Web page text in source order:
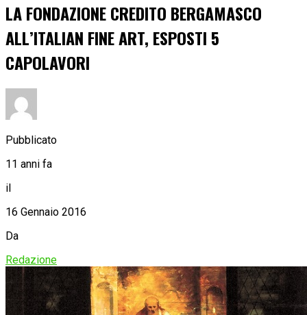
LA FONDAZIONE CREDITO BERGAMASCO
ALL’ITALIAN FINE ART, ESPOSTI 5
CAPOLAVORI
Pubblicato
11 anni fa
il
16 Gennaio 2016
Da
Redazione